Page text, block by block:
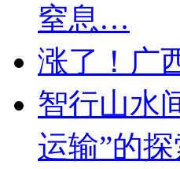
窒息…
涨了！广
智行山水
运输”的